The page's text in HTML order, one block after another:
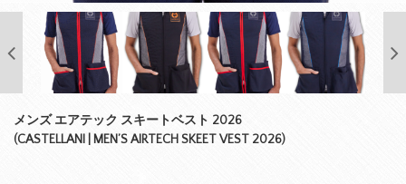
メンズ エアテック スキートベスト 2026
(CASTELLANI | MEN’S AIRTECH SKEET VEST 2026)